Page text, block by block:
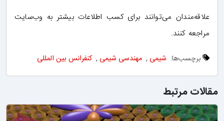
علاقه‌مندان می‌توانند برای کسب اطلاعات بیشتر به وب‌سایت
مراجعه کنند.
برچسب‌ها: شیمی , مهندسی شیمی , کنفرانس بین المللی
مقالات مرتبط